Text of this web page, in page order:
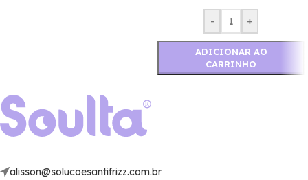
- +
ADICIONAR AO
CARRINHO
alisson@solucoesantifrizz.com.br